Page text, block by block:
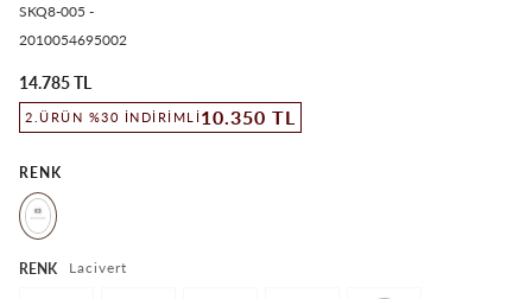
SKQ8-005 -
2010054695002
14.785 TL
2.ÜRÜN %30 İNDIRIMLI10.350 TL
RENK
RENK Lacivert